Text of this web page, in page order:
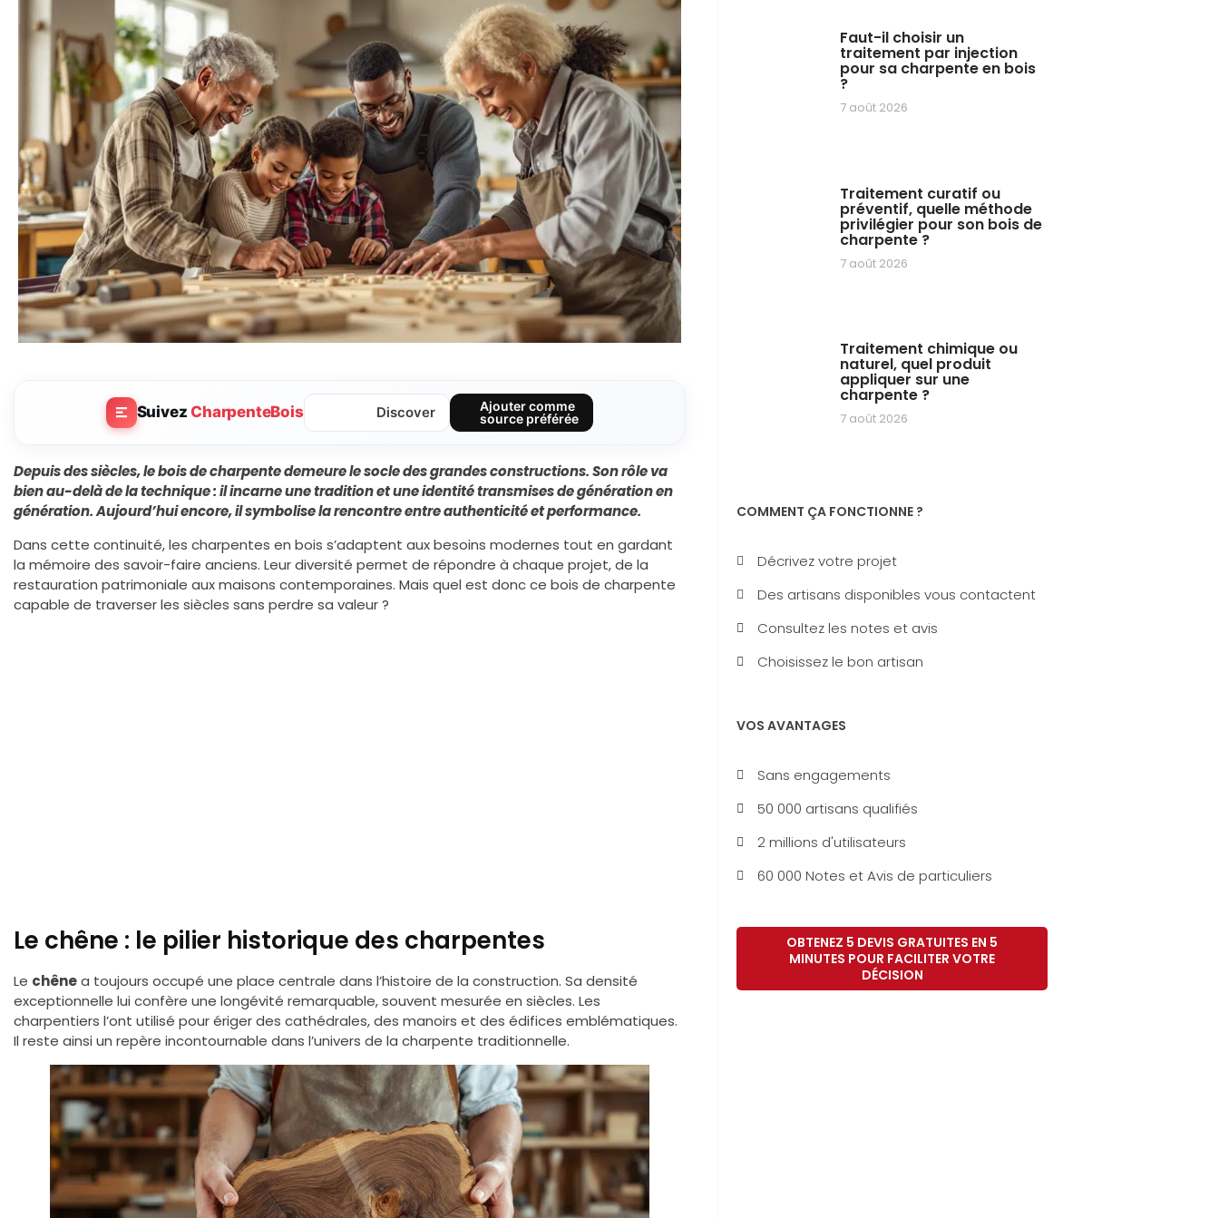
SuivezCharpenteBois Discover
Ajouter comme
source préférée
Depuis des siècles, le bois de charpente demeure le socle des grandes constructions. Son rôle va
bien au-delà de la technique : il incarne une tradition et une identité transmises de génération en
génération. Aujourd’hui encore, il symbolise la rencontre entre authenticité et performance.
Dans cette continuité, les charpentes en bois s’adaptent aux besoins modernes tout en gardant
la mémoire des savoir-faire anciens. Leur diversité permet de répondre à chaque projet, de la
restauration patrimoniale aux maisons contemporaines. Mais quel est donc ce bois de charpente
capable de traverser les siècles sans perdre sa valeur ?
Le chêne : le pilier historique des charpentes
Le chênea toujours occupé une place centrale dans l’histoire de la construction. Sa densité
exceptionnelle lui confère une longévité remarquable, souvent mesurée en siècles. Les
charpentiers l’ont utilisé pour ériger des cathédrales, des manoirs et des édifices emblématiques.
Il reste ainsi un repère incontournable dans l’univers de la charpente traditionnelle.
Faut-il choisir un
traitement par injection
pour sa charpente en bois
?
7 août 2026
Traitement curatif ou
préventif, quelle méthode
privilégier pour son bois de
charpente ?
7 août 2026
Traitement chimique ou
naturel, quel produit
appliquer sur une
charpente ?
7 août 2026
COMMENT ÇA FONCTIONNE ?
Décrivez votre projet
Des artisans disponibles vous contactent
Consultez les notes et avis
Choisissez le bon artisan
VOS AVANTAGES
Sans engagements
50 000 artisans qualifiés
2 millions d'utilisateurs
60 000 Notes et Avis de particuliers
OBTENEZ 5 DEVIS GRATUITES EN 5
MINUTES POUR FACILITER VOTRE
DÉCISION